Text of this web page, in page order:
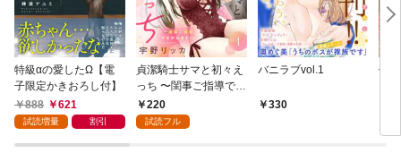
特級αの愛したΩ【電
子限定かきおろし付】
888
621
試読増量 割引
貞潔騎士サマと初々え
っち 〜閨事ご指導でき
かねます！〜（1）
220
試読フル
バニラブvol.1
330
偽